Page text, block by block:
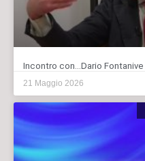
Incontro con…Dario Fontanive
21 Maggio 2026